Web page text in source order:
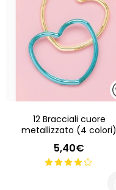
12 Bracciali cuore
metallizzato (4 colori)
5,40€